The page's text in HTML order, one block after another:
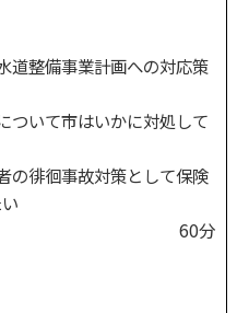
道整備事業計画への対応策
ついて市はいかに対処して
の徘徊事故対策として保険
60分